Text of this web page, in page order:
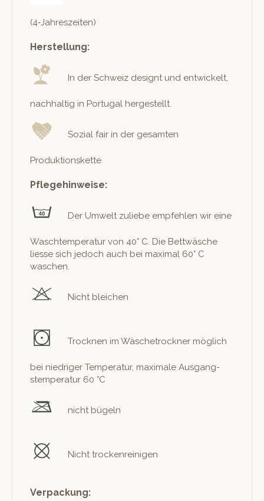
(4‑Jahreszeiten)
Herstellung:
In der Schweiz designt und entwick­elt,
nach­haltig in Por­tu­gal hergestellt.
Sozial fair in der gesamten
Produktionskette
Pflegehinweise:
Der Umwelt zuliebe empfehlen wir eine
Waschtem­per­atur von 40° C. Die Bet­twäsche
liesse sich jedoch auch bei max­i­mal 60° C
waschen.
Nicht bleichen
Trock­nen im Wäschetrock­n­er möglich
bei niedriger Tem­per­atur, max­i­male Aus­gang­
stem­per­atur 60 °C
nicht bügeln
Nicht trockenreinigen
Verpackung: